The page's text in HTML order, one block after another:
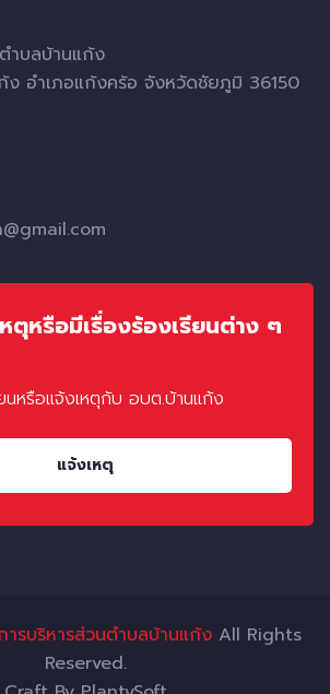
ำบลบ้านแก้ง
อำเภอแก้งคร้อ จังหวัดชัยภูมิ 36150
ตุหรือมีเรื่องร้องเรียนต่าง ๆ
นหรือแจ้งเหตุกับ อบต.บ้านแก้ง
แจ้งเหตุ
ารบริหารส่วนตำบลบ้านแก้งAll Rights
Reserved.